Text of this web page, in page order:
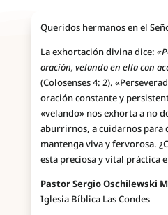
Queridos hermanos en el
La exhortación divina dice:
oración, velando en ella con
(Colosenses 4: 2).
oración constante y
«velando» nos exhorta a no
aburrirnos, a cuidarnos para
mantenga viva y fervorosa.
esta preciosa y vital práctica
Pastor Sergio Oschilewski
Iglesia Bíblica Las Condes